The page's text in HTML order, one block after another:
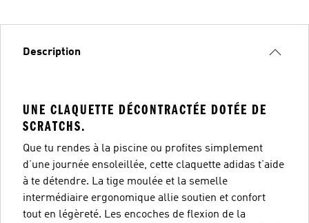
Description
UNE CLAQUETTE DÉCONTRACTÉE DOTÉE DE
SCRATCHS.
Que tu rendes à la piscine ou profites simplement
d’une journée ensoleillée, cette claquette adidas t’aide
à te détendre. La tige moulée et la semelle
intermédiaire ergonomique allie soutien et confort
tout en légèreté. Les encoches de flexion de la